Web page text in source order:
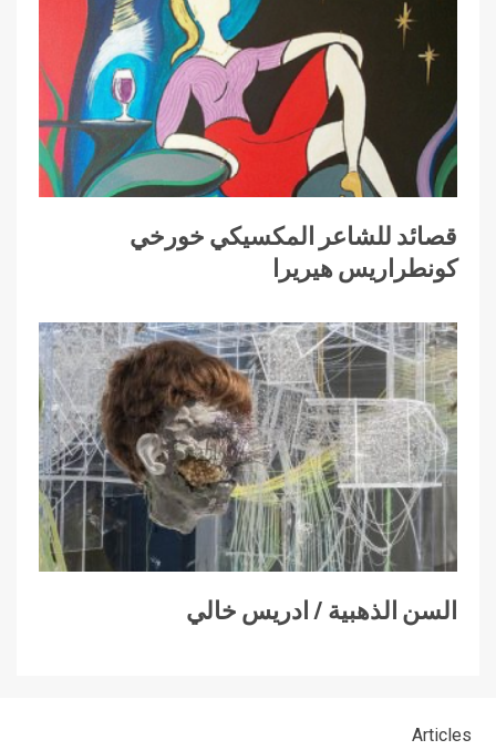
قصائد للشاعر المكسيكي خورخي
كونطراريس هيريرا
السن الذهبية / ادريس خالي
Articles